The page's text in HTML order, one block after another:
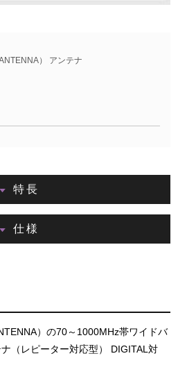
） アンテナ
特長
仕様
）の70～1000MHz帯ワイドバ
（レピーター対応型） DIGITAL対